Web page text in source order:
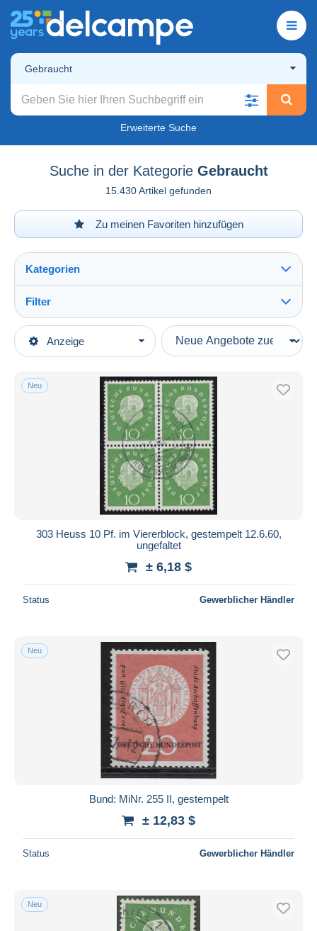
Gebraucht
Erweiterte Suche
Suche in der Kategorie Gebraucht
15.430 Artikel gefunden
Zu meinen Favoriten hinzufügen
Anzeige
Kategorien
Hauptkategorien
Europa
Filter
Art der Verkäufe
Laufende Angebote
Festpreise
Auktionen mit Geboten
Auktionen ohne Gebote
Auktionshäuser
Alle Laufzeiten
Preis
Kostenloser Versand
Zahlungsmethoden
PayPal
Banküberweisung
Mastercard
Bancontact
Wohnsitz des Verkäufers
Neu
303 Heuss 10 Pf. im Viererblock, gestempelt 12.6.60,
ungefaltet
± 6,18 $
Status Gewerblicher Händler
Neu
Bund: MiNr. 255 II, gestempelt
± 12,83 $
Status Gewerblicher Händler
Neu